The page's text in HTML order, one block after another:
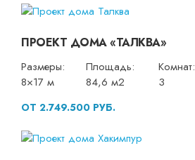
ПРОЕКТ ДОМА «ТАЛКВА»
Размеры:
8×17 м
Площадь:
84,6 м2
Комнат:
3
ОТ 2.749.500 РУБ.